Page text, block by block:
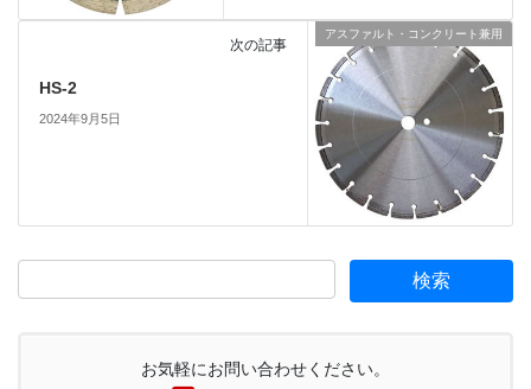
アスファルト・コンクリート兼用
次の記事
HS-2
2024年9月5日
お気軽にお問い合わせください。